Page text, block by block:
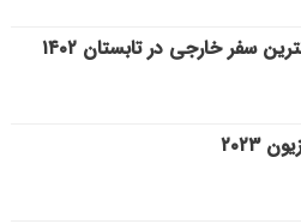
سفر خارجی در تابستان ۱۴۰۲